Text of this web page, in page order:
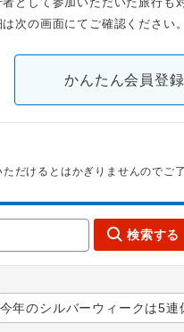
次の画面にてご確認ください。
かんたん会員登録
だけるとはかぎりませんのでご了
検索する
今年のシルバーウィークは5連